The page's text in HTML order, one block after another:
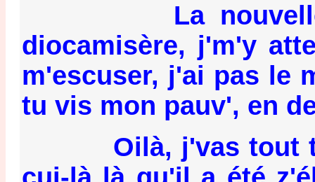
La nouvelle elle
diocamisère, j'm'y
m'escuser, j'ai pas le
tu vis mon pauv', en
Oilà, j'vas tout te